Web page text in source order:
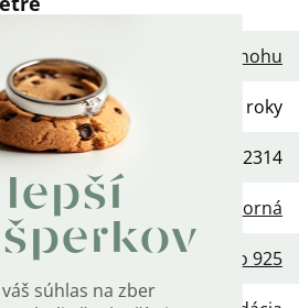
lepší
súhlas na zber
Prstene na nohu
2 roky
568754452314
Strieborná
Striebro 925